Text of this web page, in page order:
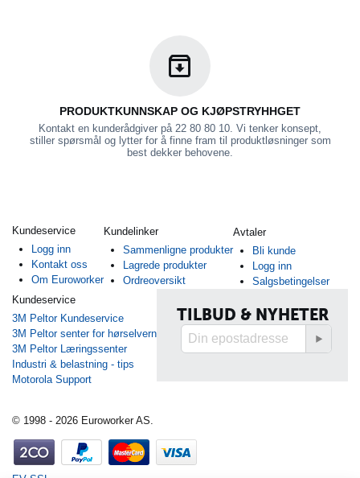
PRODUKTKUNNSKAP OG KJØPSTRYHHGET
Kontakt en kunderådgiver på 22 80 80 10. Vi tenker konsept,
stiller spørsmål og lytter for å finne fram til produktløsninger som
best dekker behovene.
Kundeservice
Logg inn
Kontakt oss
Om Euroworker
Kundelinker
Sammenligne produkter
Lagrede produkter
Ordreoversikt
Avtaler
Bli kunde
Logg inn
Salgsbetingelser
Kundeservice
3M Peltor Kundeservice
3M Peltor senter for hørselvern
3M Peltor Læringssenter
Industri & belastning - tips
Motorola Support
TILBUD & NYHETER
© 1998 - 2026 Euroworker AS.